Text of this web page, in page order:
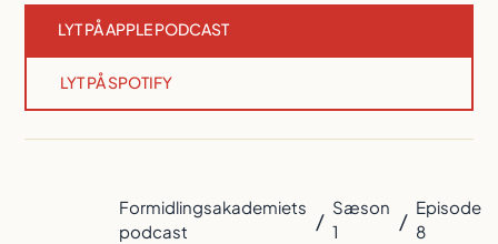
LYT PÅ APPLE PODCAST
LYT PÅ SPOTIFY
Formidlingsakademiets
podcast
/ Sæson
1
/ Episode
8